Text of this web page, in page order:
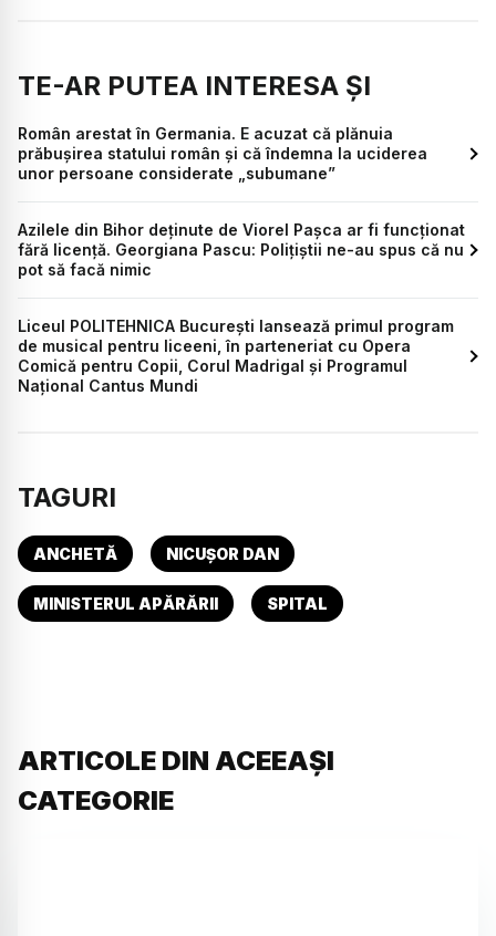
TE-AR PUTEA INTERESA ȘI
Român arestat în Germania. E acuzat că plănuia
prăbușirea statului român și că îndemna la uciderea
unor persoane considerate „subumane”
Azilele din Bihor deținute de Viorel Pașca ar fi funcționat
fără licență. Georgiana Pascu: Polițiștii ne-au spus că nu
pot să facă nimic
Liceul POLITEHNICA București lansează primul program
de musical pentru liceeni, în parteneriat cu Opera
Comică pentru Copii, Corul Madrigal și Programul
Național Cantus Mundi
TAGURI
ANCHETĂ NICUȘOR DAN
MINISTERUL APĂRĂRII SPITAL
ARTICOLE DIN ACEEAȘI
CATEGORIE